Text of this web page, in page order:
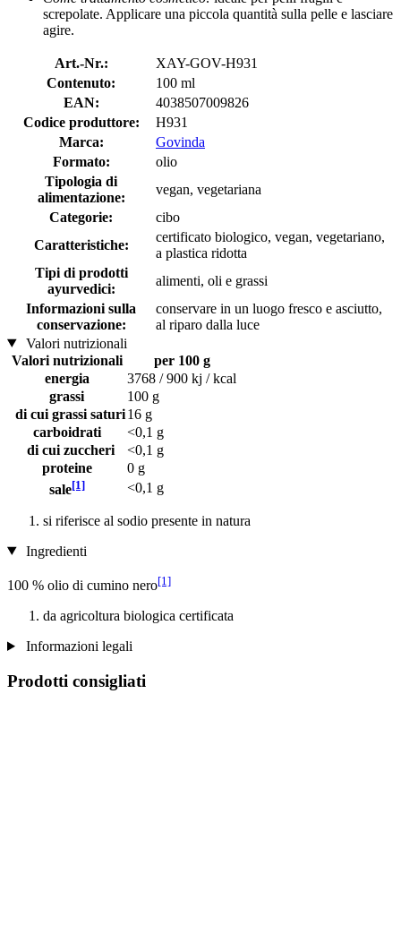
screpolate. Applicare una piccola quantità sulla pelle e lasciare
agire.
Art.-Nr.:
XAY-GOV-H931
Contenuto:
100 ml
EAN:
4038507009826
Codice produttore:
H931
Marca:
Govinda
Formato:
olio
Tipologia di
alimentazione:
vegan, vegetariana
Categorie:
cibo
Caratteristiche:
certificato biologico, vegan, vegetariano,
a plastica ridotta
Tipi di prodotti
ayurvedici:
alimenti, oli e grassi
Informazioni sulla
conservazione:
conservare in un luogo fresco e asciutto,
al riparo dalla luce
Valori nutrizionali
Valori nutrizionali
per 100 g
energia
3768 / 900 kj / kcal
grassi
100 g
di cui grassi saturi16 g
carboidrati
<0,1 g
di cui zuccheri
<0,1 g
proteine
0 g
sale[1] <0,1 g
si riferisce al sodio presente in natura
Ingredienti
100 % olio di cumino nero[1]
da agricoltura biologica certificata
Informazioni legali
Prodotti consigliati